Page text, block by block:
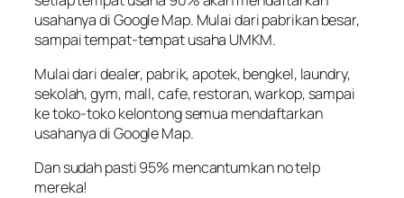
usahanya di Google Map. Mulai dari pabrikan besar,
sampai tempat-tempat usaha UMKM.
Mulai dari dealer, pabrik, apotek, bengkel, laundry,
sekolah, gym, mall, cafe, restoran, warkop, sampai
ke toko-toko kelontong semua mendaftarkan
usahanya di Google Map.
Dan sudah pasti 95% mencantumkan no telp
mereka!